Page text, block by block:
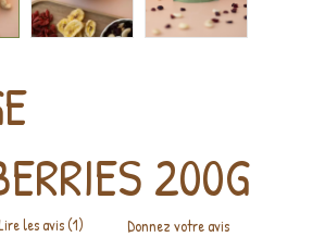
200G
les avis (1) Donnez votre avis